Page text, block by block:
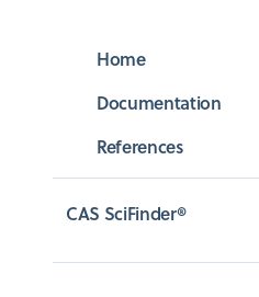
Home
Documentation
References
CAS SciFinder®